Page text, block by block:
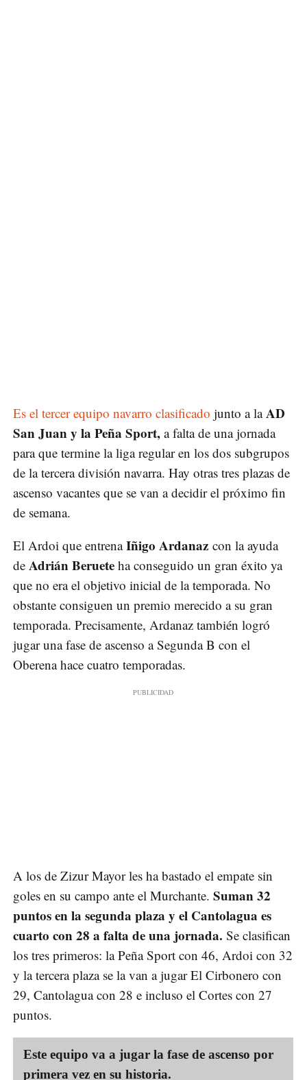
Es el tercer equipo navarro clasificado junto a laAD
San Juan y la Peña Sport, a falta de una jornada
para que termine la liga regular en los dos subgrupos
de la tercera división navarra. Hay otras tres plazas de
ascenso vacantes que se van a decidir el próximo fin
de semana.
El Ardoi que entrenaIñigo Ardanaz con la ayuda
de Adrián Beruete ha conseguido un gran éxito ya
que no era el objetivo inicial de la temporada. No
obstante consiguen un premio merecido a su gran
temporada. Precisamente, Ardanaz también logró
jugar una fase de ascenso a Segunda B con el
Oberena hace cuatro temporadas.
A los de Zizur Mayor les ha bastado el empate sin
goles en su campo ante el Murchante. Suman 32
puntos en la segunda plaza y el Cantolagua es
cuarto con 28 a falta de una jornada. Se clasifican
los tres primeros: la Peña Sport con 46, Ardoi con 32
y la tercera plaza se la van a jugar El Cirbonero con
29, Cantolagua con 28 e incluso el Cortes con 27
puntos.
Este equipo va a jugar la fase de ascenso por
primera vez en su historia.